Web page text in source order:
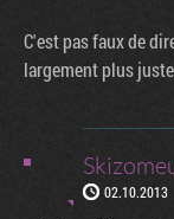
C'est pas faux de
largement plus
02.10.2013